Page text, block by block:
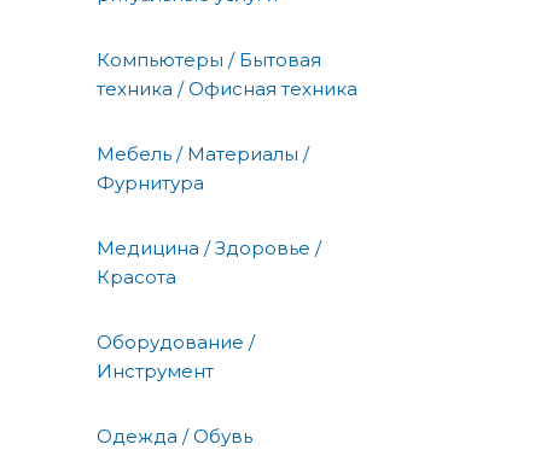
Компьютеры / Бытовая
техника / Офисная техника
Мебель / Материалы /
Фурнитура
Медицина / Здоровье /
Красота
Оборудование /
Инструмент
Одежда / Обувь